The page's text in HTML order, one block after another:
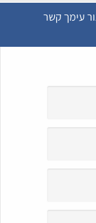
עימך קשר